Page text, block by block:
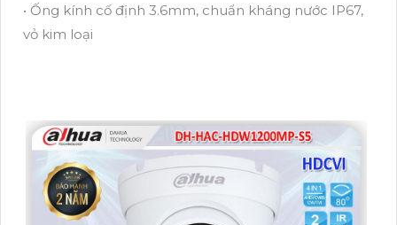
• Ống kính cố định 3.6mm, chuẩn kháng nước IP67,
vỏ kim loại